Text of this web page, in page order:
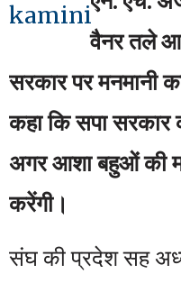
वैनर तले
सरकार पर मनमानी
कहा कि सपा
अगर आशा बहुओं की
करेंगी।
संघ की प्रदेश सह